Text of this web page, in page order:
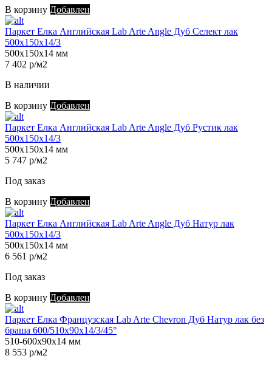
В корзину Добавлен
Паркет Елка Английская Lab Arte Angle Дуб Селект лак
500х150х14/3
500х150х14 мм
7 402 р/м2
В наличии
В корзину Добавлен
Паркет Елка Английская Lab Arte Angle Дуб Рустик лак
500х150х14/3
500х150х14 мм
5 747 р/м2
Под заказ
В корзину Добавлен
Паркет Елка Английская Lab Arte Angle Дуб Натур лак
500х150х14/3
500х150х14 мм
6 561 р/м2
Под заказ
В корзину Добавлен
Паркет Елка Французская Lab Arte Chevron Дуб Натур лак без
браша 600/510х90х14/3/45°
510-600х90х14 мм
8 553 р/м2